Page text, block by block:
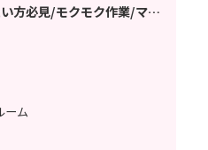
方必見/モクモク作業/マイ
ーム